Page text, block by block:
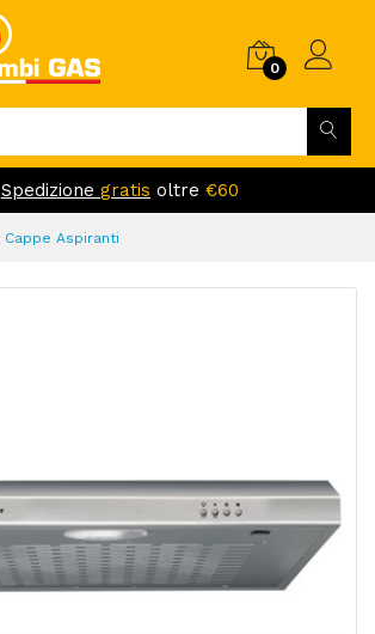
0
Spedizione gratis oltre €60
Cappe Aspiranti